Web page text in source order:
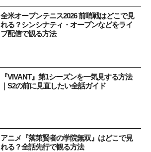
全米オープンテニス2026 前哨戦はどこで見
れる？シンシナティ・オープンなどをライ
ブ配信で観る方法
『VIVANT』第1シーズンを一気見する方法
｜S2の前に見直したい全話ガイド
アニメ『落第賢者の学院無双』はどこで見
れる？全話先行で観る方法